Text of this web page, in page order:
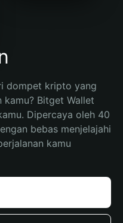
dompet kripto yang
kamu? Bitget Wallet
Dipercaya oleh 40
bebas menjelajahi
kamu